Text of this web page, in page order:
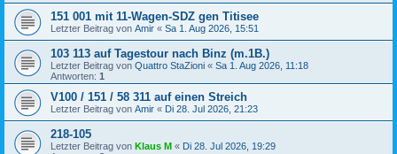
151 001 mit 11-Wagen-SDZ gen Titisee
Letzter Beitrag von Amir « Sa 1. Aug 2026, 15:51
103 113 auf Tagestour nach Binz (m.1B.)
Letzter Beitrag von Quattro StaZioni « Sa 1. Aug 2026, 11:18
Antworten: 1
V100 / 151 / 58 311 auf einen Streich
Letzter Beitrag von Amir « Di 28. Jul 2026, 21:23
218-105
Letzter Beitrag von Klaus M « Di 28. Jul 2026, 19:29